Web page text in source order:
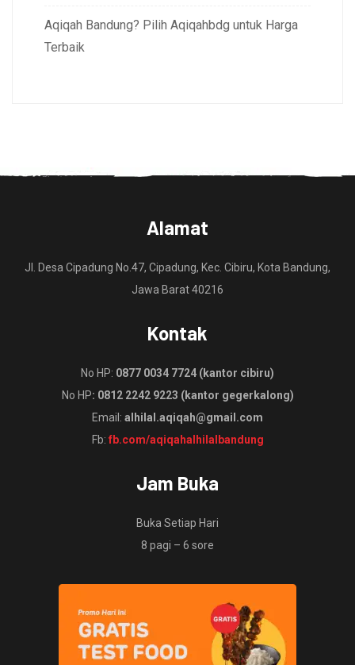
Aqiqah Bandung? Pilih Aqiqahbdg untuk Harga
Terbaik
Alamat
Jl. Desa Cipadung No.47, Cipadung, Kec. Cibiru, Kota Bandung,
Jawa Barat 40216
Kontak
No HP: 0877 0034 7724 (kantor cibiru)
No HP: 0812 2242 9223 (kantor gegerkalong)
Email: alhilal.aqiqah@gmail.com
Fb: fb.com/aqiqahalhilalbandung
Jam Buka
Buka Setiap Hari
8 pagi – 6 sore